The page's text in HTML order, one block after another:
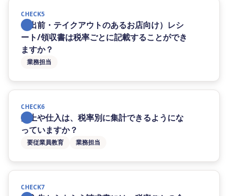
CHECK5
（出前・テイクアウトのあるお店向け）レシ
ート/領収書は税率ごとに記載することができ
ますか？
業務担当
CHECK6
売上や仕入は、税率別に集計できるようにな
っていますか？
要従業員教育 業務担当
CHECK7